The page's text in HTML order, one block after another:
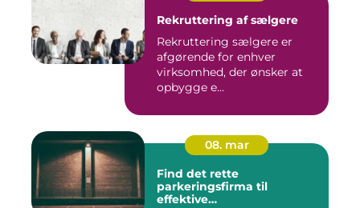
Rekruttering af sælgere
Rekruttering sælgere er
afgørende for enhver
virksomhed, der ønsker at
opbygge e...
08. mar
Find det rette
parkeringsfirma til
effektive